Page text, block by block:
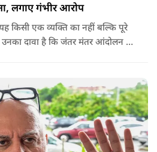
लगाए गंभीर आरोप
किसी एक व्यक्ति का नहीं बल्कि पूरे
दावा है कि जंतर मंतर आंदोलन से